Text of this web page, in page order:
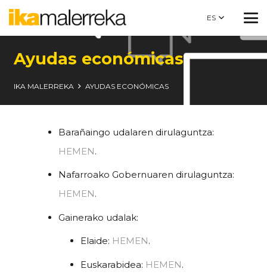
ES
Ayudas económicas
IKA MALERREKA AYUDAS ECONÓMICAS
Barañaingo udalaren dirulaguntza:
HEMEN.
Nafarroako Gobernuaren dirulaguntza:
HEMEN.
Gainerako udalak:
Elaide: HEMEN.
Euskarabidea: HEMEN.